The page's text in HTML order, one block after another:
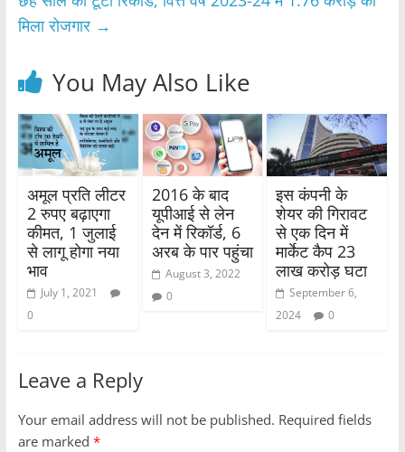
k
मिला रोजगार →
You May Also Like
अमूल प्रति लीटर
2 रुपए बढ़ाएगा
कीमत, 1 जुलाई
से लागू होगा नया
भाव
July 1, 2021
0
2016 के बाद
यूपीआई से लेन
देन में रिकॉर्ड, 6
अरब के पार पहुंचा
August 3, 2022
0
इस कंपनी के
शेयर की गिरावट
से एक दिन में
मार्केट कैप 23
लाख करोड़ घटा
September 6,
2024
0
Leave a Reply
Your email address will not be published. Required fields
are marked *